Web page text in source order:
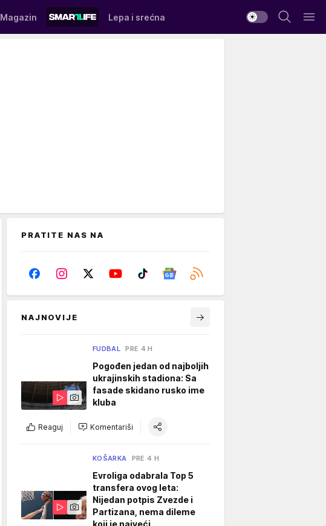
Magazin Lepa i srećna
PRATITE NAS NA
NAJNOVIJE
FUDBAL PRE 4 H
Pogođen jedan od najboljih
ukrajinskih stadiona: Sa
fasade skidano rusko ime
kluba
Reaguj Komentariši
KOŠARKA PRE 4 H
Evroliga odabrala Top 5
transfera ovog leta:
Nijedan potpis Zvezde i
Partizana, nema dileme
koji je najveći